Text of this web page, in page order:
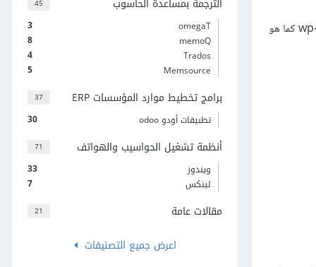
لن يؤثر هذا على توافق برمجياتك مع ووردبريس، إذ ستظل القوالب، والإضافات موجودةً في مجلد wp-content كما هو
45
3
omegaT
8
memoQ
4
Trados
5
Memsource
37 برامج تخطيط موارد المؤسسات ERP
30 تطبيقات أودو odoo
71 أنظمة تشغيل الحواسيب والهواتف
33
ويندوز
7
لينكس
21
مقالات عامة
اعرض جميع التصنيفات